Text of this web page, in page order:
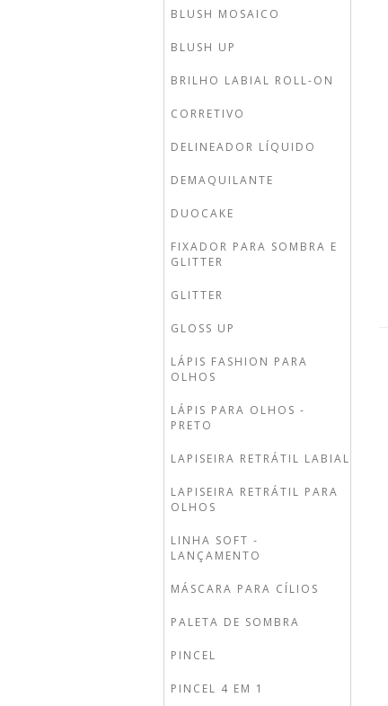
BLUSH MOSAICO
BLUSH UP
BRILHO LABIAL ROLL-ON
CORRETIVO
DELINEADOR LÍQUIDO
DEMAQUILANTE
DUOCAKE
FIXADOR PARA SOMBRA E
GLITTER
GLITTER
GLOSS UP
LÁPIS FASHION PARA
OLHOS
LÁPIS PARA OLHOS -
PRETO
LAPISEIRA RETRÁTIL LABIAL
LAPISEIRA RETRÁTIL PARA
OLHOS
LINHA SOFT -
LANÇAMENTO
MÁSCARA PARA CÍLIOS
PALETA DE SOMBRA
PINCEL
PINCEL 4 EM 1